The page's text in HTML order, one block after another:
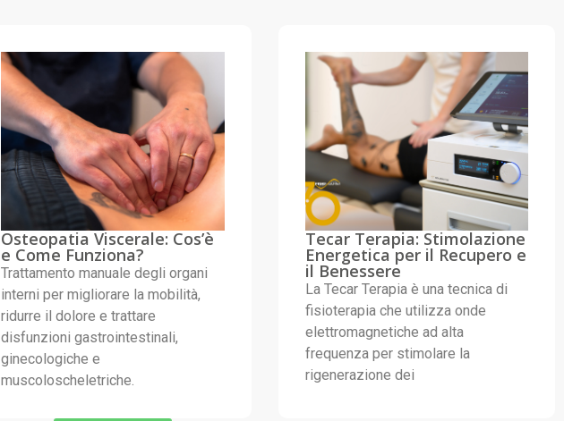
Osteopatia Viscerale: Cos’è
e Come Funziona?
Trattamento manuale degli organi
interni per migliorare la mobilità,
ridurre il dolore e trattare
disfunzioni gastrointestinali,
ginecologiche e
muscoloscheletriche.
Tecar Terapia: Stimolazione
Energetica per il Recupero e
il Benessere
La Tecar Terapia è una tecnica di
fisioterapia che utilizza onde
elettromagnetiche ad alta
frequenza per stimolare la
rigenerazione dei